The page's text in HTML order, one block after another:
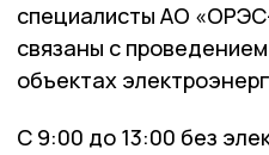
специалисты АО
связаны с
объектах
С 9:00 до 13:00 без